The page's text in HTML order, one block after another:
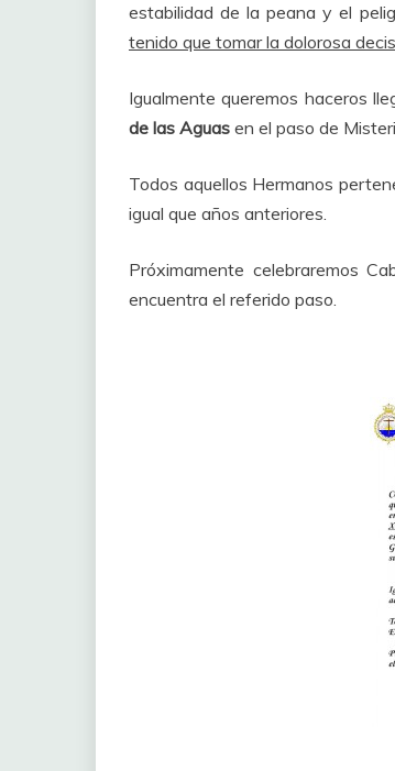
estabilidad de la peana y el
tenido que tomar la dolorosa
Igualmente queremos haceros
de las Aguas en el paso de
Todos aquellos Hermanos
igual que años anteriores.
Próximamente celebraremos
encuentra el referido paso.